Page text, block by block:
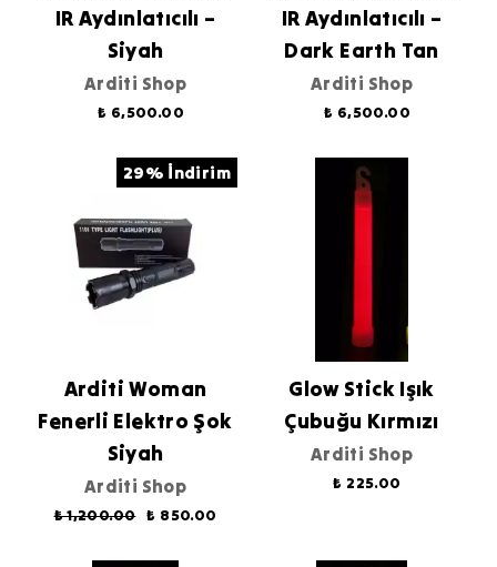
IR Aydınlatıcılı –
Siyah
Arditi Shop
₺ 6,500.00
IR Aydınlatıcılı –
Dark Earth Tan
Arditi Shop
₺ 6,500.00
29% İndirim
Arditi Woman
Fenerli Elektro Şok
Siyah
Arditi Shop
₺ 1,200.00 ₺ 850.00
Glow Stick Işık
Çubuğu Kırmızı
Arditi Shop
₺ 225.00